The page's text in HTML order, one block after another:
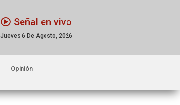
Señal en vivo
Jueves 6 De Agosto, 2026
Opinión